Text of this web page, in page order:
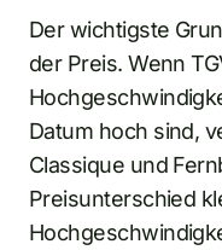
Der wichtigste
der Preis. Wenn
Datum hoch sind,
Classique und
Preisunterschied